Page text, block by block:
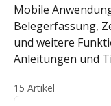
Mobile
Belegerfassung,
und weitere
Anleitungen und
15 Artikel